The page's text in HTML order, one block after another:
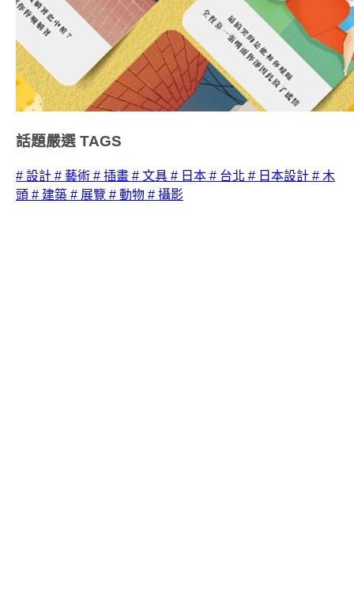
話題嚴選 TAGS
# 設計 # 藝術 # 插畫 # 文具 # 日本 # 台北 # 日本設計 # 木
頭 # 建築 # 展覽 # 動物 # 攝影